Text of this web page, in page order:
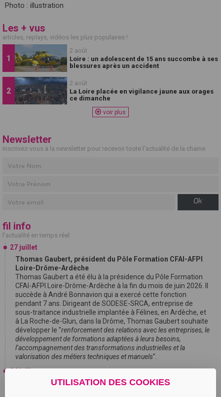
UTILISATION DES COOKIES
Photo : illustration
Les + vus
articles, replays, vidéos les plus populaires !
2 août
Loire : un adolescent de 15 ans succombe à ses
blessures après un accident
2 août
La Loire placée en vigilance jaune aux orages
ce dimanche
voir plus
Newsletter
inscrivez-vous à la newsletter pour recevoir toute l'actualité de la chaine
Ok
fil info
l'actualité en temps réel
27 juillet
Thomas Gaubert, président du Pôle Formation CFAI-AFPI
Loire-Drôme-Ardèche
Thomas Gaubert a été élu à la présidence du Pôle Formation
CFAI-AFPI Loire-Drôme-Ardèche à la fin du mois de juin 2026. Il
succède à André Bonnavion qui a exercé cette fonction
pendant 7 ans. Dirigeant de SODESE-SRCA, entreprise de
sous-traitance industrielle implantée à Félines, en Ardèche, et
à La Roche-de-Glun, dans la Drôme, Thomas Gaubert souhaite
développer le "renforcement des relations avec les entreprises, le
développement de formations adaptées à leurs besoins,
l’accompagnement des transformations industrielles et la
valorisation des métiers techniques et manuels".
24 juillet
Audrey Lyonnet, Présidente de Renaissance Loire